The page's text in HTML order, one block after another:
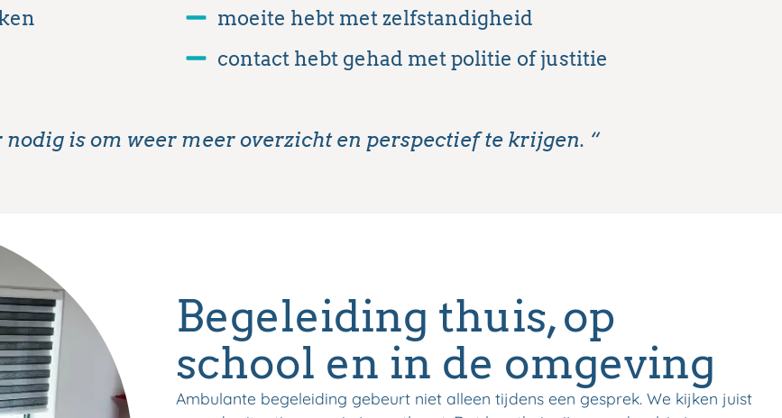
moeite hebt met zelfstandigheid
contact hebt gehad met politie of justitie
nodig is om weer meer overzicht en perspectief te krijgen. “
Begeleiding thuis, op
school en in de omgeving
Ambulante begeleiding gebeurt niet alleen tijdens een gesprek. We kijken juist